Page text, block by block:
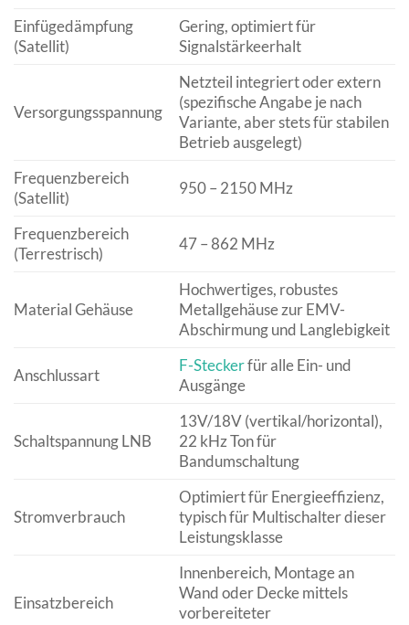
Einfügedämpfung
(Satellit)
Gering, optimiert für
Signalstärkeerhalt
Versorgungsspannung
Netzteil integriert oder extern
(spezifische Angabe je nach
Variante, aber stets für stabilen
Betrieb ausgelegt)
Frequenzbereich
(Satellit)
950 – 2150 MHz
Frequenzbereich
(Terrestrisch)
47 – 862 MHz
Material Gehäuse
Hochwertiges, robustes
Metallgehäuse zur EMV-
Abschirmung und Langlebigkeit
Anschlussart
F-Steckerfür alle Ein- und
Ausgänge
Schaltspannung LNB
13V/18V (vertikal/horizontal),
22 kHz Ton für
Bandumschaltung
Stromverbrauch
Optimiert für Energieeffizienz,
typisch für Multischalter dieser
Leistungsklasse
Einsatzbereich
Innenbereich, Montage an
Wand oder Decke mittels
vorbereiteter